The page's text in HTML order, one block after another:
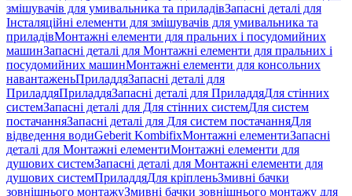
змішувачів для умивальника та приладівЗапасні деталі для
Інсталяційні елементи для змішувачів для умивальника та
приладівМонтажні елементи для пральних і посудомийних
машинЗапасні деталі для Монтажні елементи для пральних і
посудомийних машинМонтажні елементи для консольних
навантаженьПриладдяЗапасні деталі для
ПриладдяПриладдяЗапасні деталі для ПриладдяДля стінних
системЗапасні деталі для Для стінних системДля систем
постачанняЗапасні деталі для Для систем постачанняДля
відведення водиGeberit KombifixМонтажні елементиЗапасні
деталі для Монтажні елементиМонтажні елементи для
душових системЗапасні деталі для Монтажні елементи для
душових системПриладдяДля кріпленьЗмивні бачки
зовнішнього монтажуЗмивні бачки зовнішнього монтажу для